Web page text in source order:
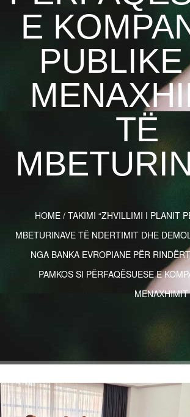
E
TË
HOME / TAKIMI “ZHVILLIMI I PLANIT
MBETURINAVE TË NDERTIMIT DHE
NGA BANKA EVROPIANE PËR
PAMKOS SI PËRFAQËSUESE E